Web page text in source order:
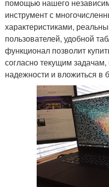
помощью нашего
инструмент с
характеристиками,
пользователей, удобной
функционал позволит
согласно текущим
надежности и вложиться в